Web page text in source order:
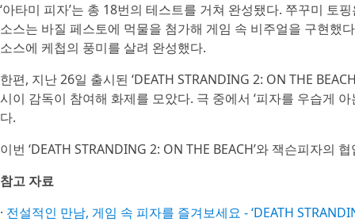
‘아타미 피자’는 총 18번의 테스트를 거쳐 완성됐다. 쭈꾸미
소스는 바질 페스토에 먹물을 첨가해 게임 속 비주얼을 구현했
소스에 케첩의 풍미를 살려 완성했다.
한편, 지난 26일 출시된 ‘DEATH STRANDING 2: ON THE
시이 감독이 참여해 화제를 모았다. 극 중에서 ‘피자를 우습게
다.
이번 ‘DEATH STRANDING 2: ON THE BEACH’와 잭슨피자의
참고 자료
· 전설적인 만남, 게임 속 피자를 즐겨보세요 - ‘DEATH